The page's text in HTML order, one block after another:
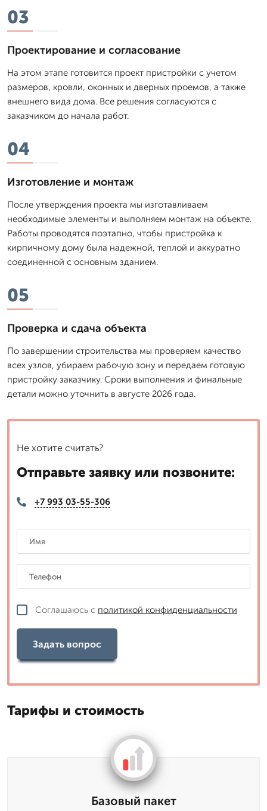
03
Проектирование и согласование
На этом этапе готовится проект пристройки с учетом
размеров, кровли, оконных и дверных проемов, а также
внешнего вида дома. Все решения согласуются с
заказчиком до начала работ.
04
Изготовление и монтаж
После утверждения проекта мы изготавливаем
необходимые элементы и выполняем монтаж на объекте.
Работы проводятся поэтапно, чтобы пристройка к
кирпичному дому была надежной, теплой и аккуратно
соединенной с основным зданием.
05
Проверка и сдача объекта
По завершении строительства мы проверяем качество
всех узлов, убираем рабочую зону и передаем готовую
пристройку заказчику. Сроки выполнения и финальные
детали можно уточнить в августе 2026 года.
Не хотите считать?
Отправьте заявку или позвоните:
+7 993 03-55-306
Соглашаюсь с политикой конфиденциальности
Задать вопрос
Тарифы и стоимость
Базовый пакет